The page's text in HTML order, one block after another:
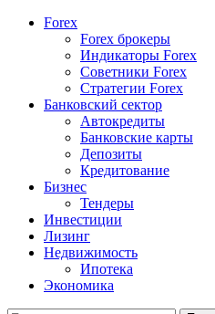
Forex
Forex брокеры
Индикаторы Forex
Советники Forex
Стратегии Forex
Банковский сектор
Автокредиты
Банковские карты
Депозиты
Кредитование
Бизнес
Тендеры
Инвестиции
Лизинг
Недвижимость
Ипотека
Экономика